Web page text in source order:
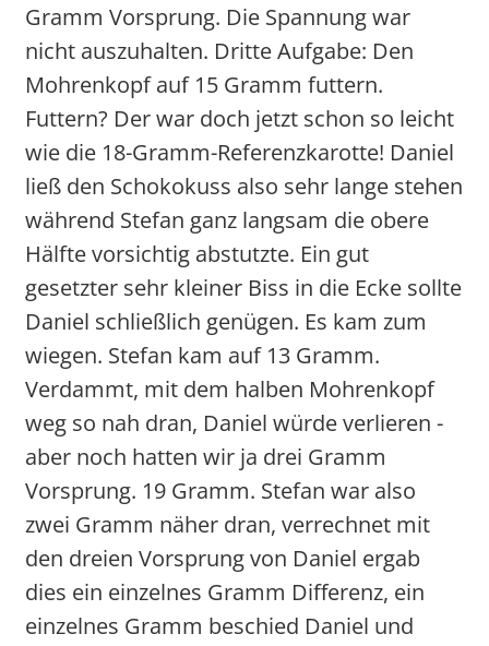
Gramm Vorsprung. Die Spannung war
nicht auszuhalten. Dritte Aufgabe: Den
Mohrenkopf auf 15 Gramm futtern.
Futtern? Der war doch jetzt schon so leicht
wie die 18-Gramm-Referenzkarotte! Daniel
ließ den Schokokuss also sehr lange stehen
während Stefan ganz langsam die obere
Hälfte vorsichtig abstutzte. Ein gut
gesetzter sehr kleiner Biss in die Ecke sollte
Daniel schließlich genügen. Es kam zum
wiegen. Stefan kam auf 13 Gramm.
Verdammt, mit dem halben Mohrenkopf
weg so nah dran, Daniel würde verlieren -
aber noch hatten wir ja drei Gramm
Vorsprung. 19 Gramm. Stefan war also
zwei Gramm näher dran, verrechnet mit
den dreien Vorsprung von Daniel ergab
dies ein einzelnes Gramm Differenz, ein
einzelnes Gramm beschied Daniel und